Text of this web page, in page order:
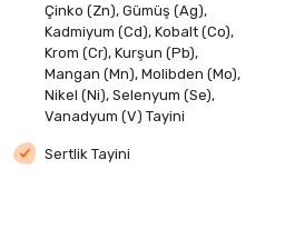
Çinko (Zn), Gümüş (Ag),
Kadmiyum (Cd), Kobalt (Co),
Krom (Cr), Kurşun (Pb),
Mangan (Mn), Molibden (Mo),
Nikel (Ni), Selenyum (Se),
Vanadyum (V) Tayini
Sertlik Tayini